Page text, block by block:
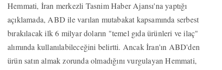
Hemmati, İran merkezli Tasnim Haber Ajansı'na yaptığı
açıklamada, ABD ile varılan mutabakat kapsamında serbest
bırakılacak ilk 6 milyar doların "temel gıda ürünleri ve ilaç"
alımında kullanılabileceğini belirtti. Ancak İran'ın ABD'den
ürün satın almak zorunda olmadığını vurgulayan Hemmati,